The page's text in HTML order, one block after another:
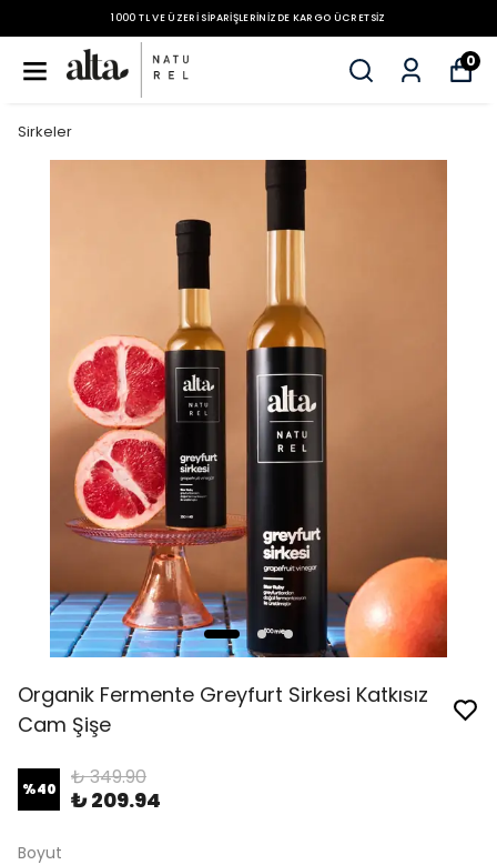
1000 TL VE ÜZERI SIPARIŞLERINIZDE KARGO ÜCRETSIZ
0
Sirkeler
Organik Fermente Greyfurt Sirkesi Katkısız
Cam Şişe
%40 ₺ 349.90
₺ 209.94
Boyut